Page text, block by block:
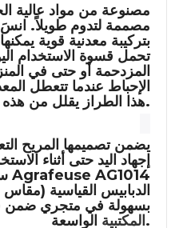
مصنوعة من مواد عالية
مصممة لتدوم طويلاً. انسَ
تحمل قسوة الاستخدام
المزدحمة أو حتى في
الإحباط عندما تتعطل
هذا الطراز يقلل من هذه الاضطرابات.
يضمن تصميمها المريح
إجهاد اليد حتى أثناء
Agrafeuse AG1014
بسهولة في متجري ضمن
المكتبية الواسعة.